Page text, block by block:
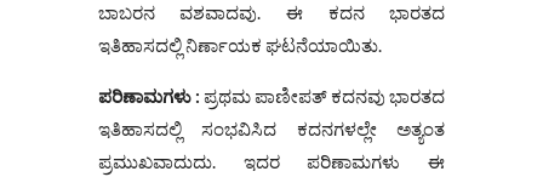
ಬಾಬರನ ವಶವಾದವು. ಈ ಕದನ ಭಾರತದ
ಇತಿಹಾಸದಲ್ಲಿ ನಿರ್ಣಾಯಕ ಘಟನೆಯಾಯಿತು.
ಪರಿಣಾಮಗಳು : ಪ್ರಥಮ ಪಾಣೀಪತ್ ಕದನವು ಭಾರತದ
ಇತಿಹಾಸದಲ್ಲಿ ಸಂಭವಿಸಿದ ಕದನಗಳಲ್ಲೇ ಅತ್ಯಂತ
ಪ್ರಮುಖವಾದುದು. ಇದರ ಪರಿಣಾಮಗಳು ಈ